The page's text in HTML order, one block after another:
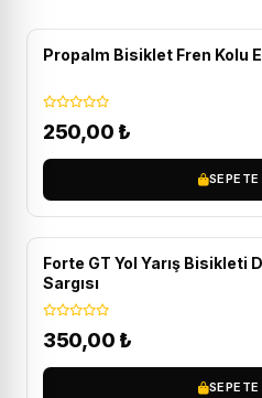
Propalm Bisiklet Fren Kolu
250,00 ₺
SEPETE
Forte GT Yol Yarış Bisikleti
Sargısı
350,00 ₺
SEPETE